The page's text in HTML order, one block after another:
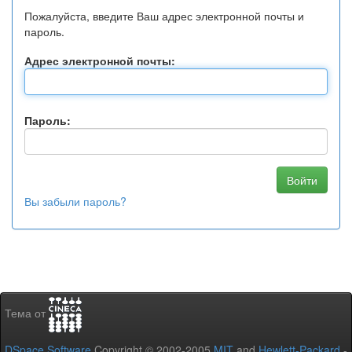
Пожалуйста, введите Ваш адрес электронной почты и
пароль.
Адрес электронной почты:
Пароль:
Вы забыли пароль?
Тема от